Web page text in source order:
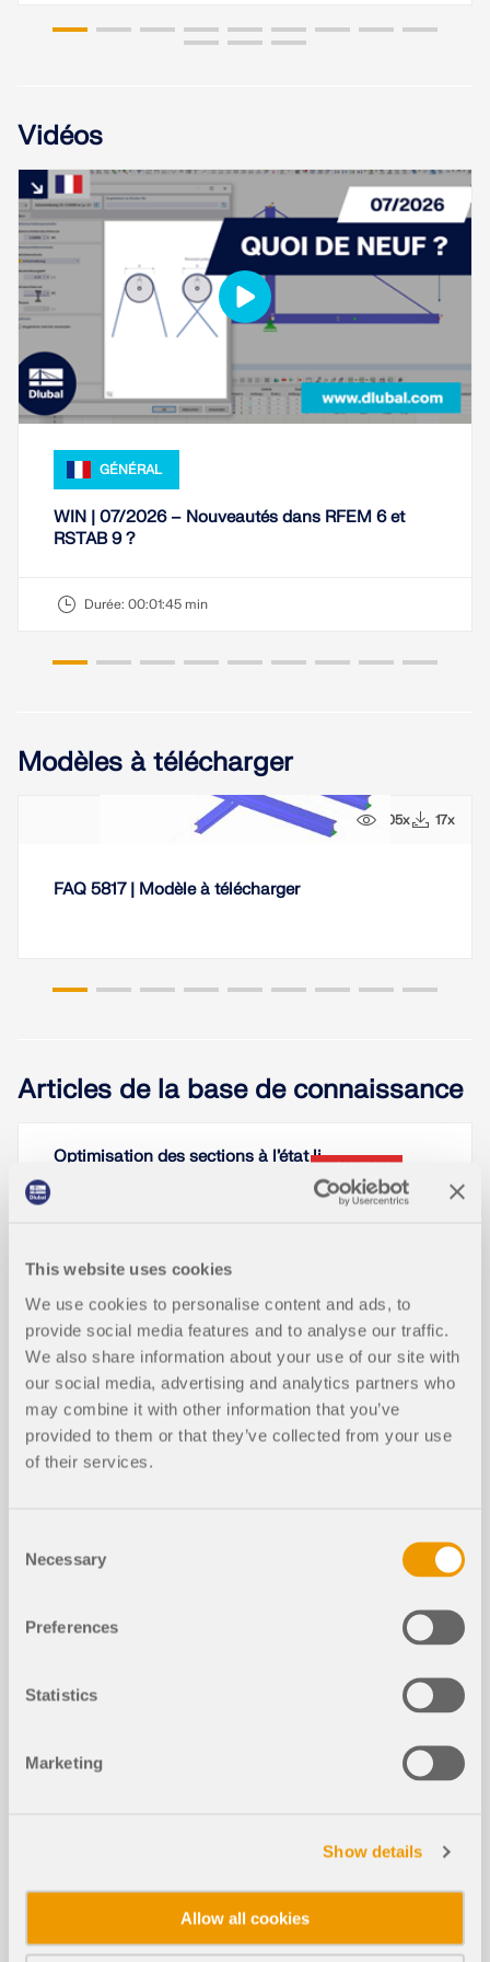
This website uses cookies
We use cookies to personalise content and ads, to
provide social media features and to analyse our traffic.
We also share information about your use of our site with
our social media, advertising and analytics partners who
may combine it with other information that you’ve
provided to them or that they’ve collected from your use
of their services.
Selection
Necessary
Preferences
Statistics
Marketing
Show details
Allow all cookies
Versions précédentes
Vidéos
GÉNÉRAL
WIN | 07/2026 – Nouveautés dans RFEM 6 et
RSTAB 9 ?
Durée: 00:01:45 min
Modèles à télécharger
105x 17x
FAQ 5817 | Modèle à télécharger
Articles de la base de connaissance
Optimisation des sections à l’état li
NOUVEAU
apprendre comment fonctionne l’optimisation des
sections à l’état limite de service dans RFEM 6 et
Lire la suite
u bois - ELS, compression perpendic
ulairement au fil et réduction de l’eff
Travailler avec des calques NOUVEAU